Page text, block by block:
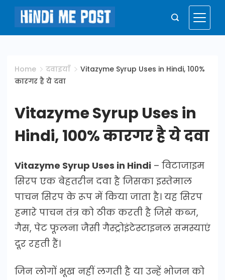
Skip
content
Hindi
Me
Post
Home दवाइयाँ
Vitazyme Syrup Uses in Hindi, 100%
कारगर है ये दवा
Vitazyme Syrup Uses in
Hindi, 100% कारगर है ये दवा
Vitazyme Syrup Uses in Hindi – विटाजाइम
सिरप एक बेहतरीन दवा है जिसका इस्तेमाल
पाचन सिरप के रूप में किया जाता है। यह सिरप
हमारे पाचन तंत्र को ठीक करती है जिसे कब्ज,
गैस, पेट फूलना जैसी गैस्ट्रोइंटेस्टाइनल समस्याएं
दूर रहती हैं।
जिन लोगों भूख नहीं लगती है या उन्हें भोजन को